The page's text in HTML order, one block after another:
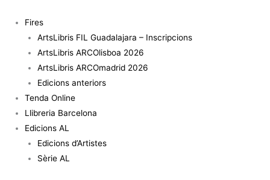
contingut
Fires
ArtsLibris FIL Guadalajara – Inscripcions
ArtsLibris ARCOlisboa 2026
ArtsLibris ARCOmadrid 2026
Edicions anteriors
Tenda Online
Llibreria Barcelona
Edicions AL
Edicions d’Artistes
Sèrie AL